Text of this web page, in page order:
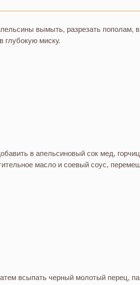
вымыть, разрезать пополам,
глубокую миску.
в апельсиновый сок мед,
масло и соевый соус,
всыпать черный молотый перец,